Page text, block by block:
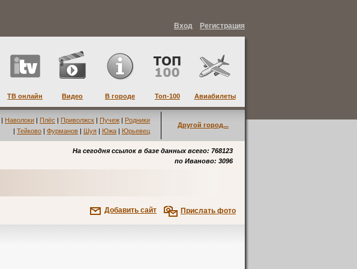
Вход Регистрация
ТВ онлайн Видео В городе Топ-100 Авиабилеты
| Наволоки | Плёс | Приволжск | Пучеж | Родники
| Тейково | Фурманов | Шуя | Южа | Юрьевец
Другой город...
На сегодня ссылок в базе данных всего: 768123
по Иваново: 3096
Прислать фото
Добавить сайт